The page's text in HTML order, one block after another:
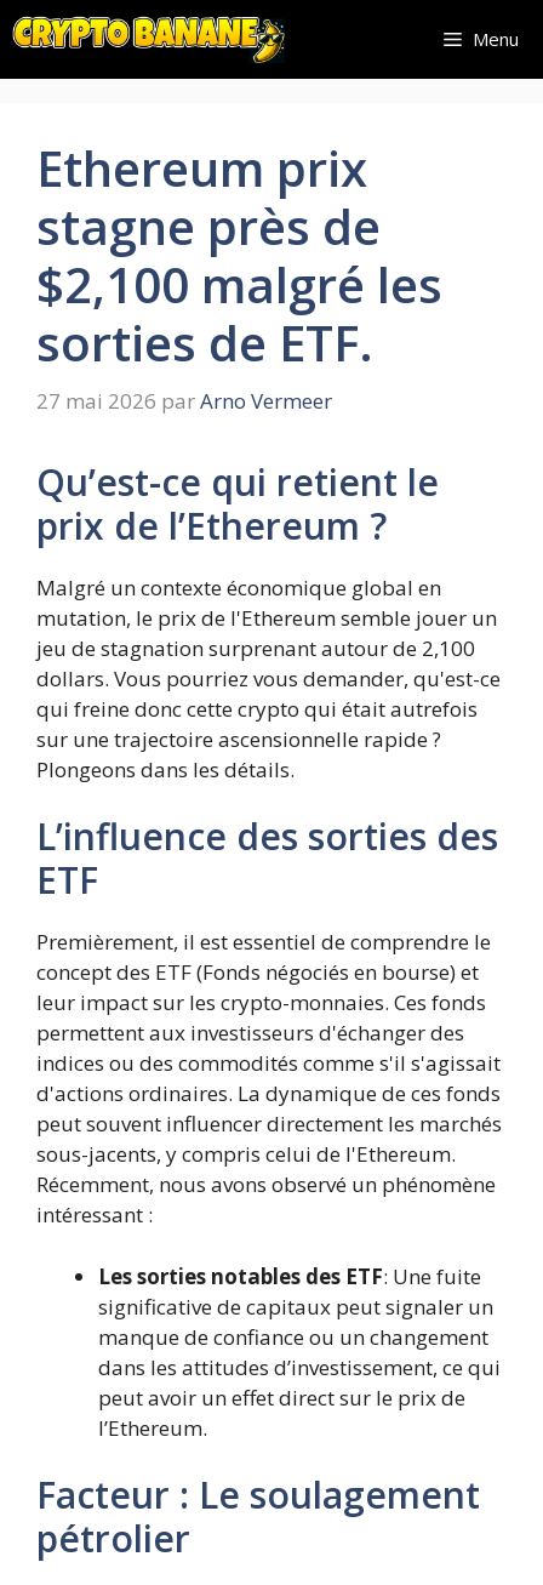
Aller
au
contenu
Menu
Ethereum prix
stagne près de
$2,100 malgré les
sorties de ETF.
27 mai 2026 parArno Vermeer
Qu’est-ce qui retient le
prix de l’Ethereum ?
Malgré un contexte économique global en
mutation, le prix de l'Ethereum semble jouer un
jeu de stagnation surprenant autour de 2,100
dollars. Vous pourriez vous demander, qu'est-ce
qui freine donc cette crypto qui était autrefois
sur une trajectoire ascensionnelle rapide ?
Plongeons dans les détails.
L’influence des sorties des
ETF
Premièrement, il est essentiel de comprendre le
concept des ETF (Fonds négociés en bourse) et
leur impact sur les crypto-monnaies. Ces fonds
permettent aux investisseurs d'échanger des
indices ou des commodités comme s'il s'agissait
d'actions ordinaires. La dynamique de ces fonds
peut souvent influencer directement les marchés
sous-jacents, y compris celui de l'Ethereum.
Récemment, nous avons observé un phénomène
intéressant :
Les sorties notables des ETF: Une fuite
significative de capitaux peut signaler un
manque de confiance ou un changement
dans les attitudes d’investissement, ce qui
peut avoir un effet direct sur le prix de
l’Ethereum.
Facteur : Le soulagement
pétrolier